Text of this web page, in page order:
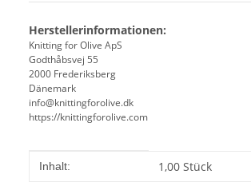
Herstellerinformationen:
Knitting for Olive ApS
Godthåbsvej 55
2000 Frederiksberg
Dänemark
info@knittingforolive.dk
https://knittingforolive.com
Produkteigenschaft
Wert
Inhalt: 1,00 Stück